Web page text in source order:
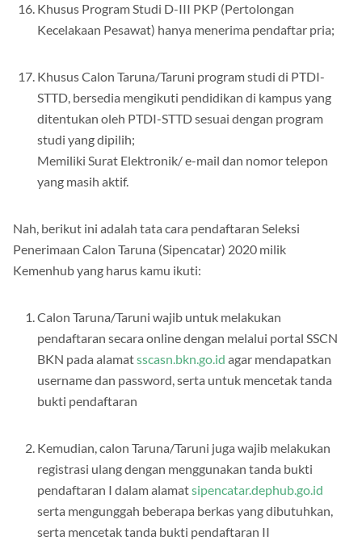
Khusus Program Studi D-III PKP (Pertolongan
Kecelakaan Pesawat) hanya menerima pendaftar pria;
Khusus Calon Taruna/Taruni program studi di PTDI-
STTD, bersedia mengikuti pendidikan di kampus yang
ditentukan oleh PTDI-STTD sesuai dengan program
studi yang dipilih;
Memiliki Surat Elektronik/ e-mail dan nomor telepon
yang masih aktif.
Nah, berikut ini adalah tata cara pendaftaran Seleksi
Penerimaan Calon Taruna (Sipencatar) 2020 milik
Kemenhub yang harus kamu ikuti:
Calon Taruna/Taruni wajib untuk melakukan
pendaftaran secara online dengan melalui portal SSCN
BKN pada alamatsscasn.bkn.go.id agar mendapatkan
username dan password, serta untuk mencetak tanda
bukti pendaftaran
Kemudian, calon Taruna/Taruni juga wajib melakukan
registrasi ulang dengan menggunakan tanda bukti
pendaftaran I dalam alamatsipencatar.dephub.go.id
serta mengunggah beberapa berkas yang dibutuhkan,
serta mencetak tanda bukti pendaftaran II